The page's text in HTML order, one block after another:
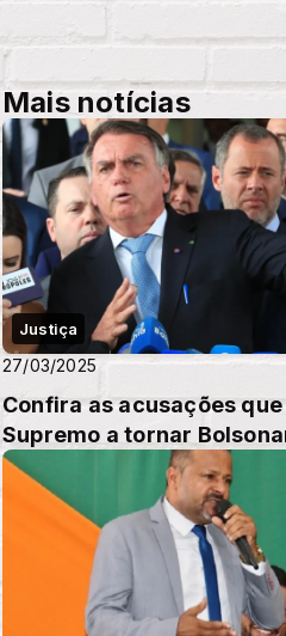
Mais notícias
Justiça
27/03/2025
Confira as acusações
Supremo a tornar